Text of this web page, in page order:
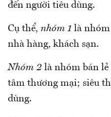
đến người tiêu dùng.
Cụ thể, nhóm 1 là
nhà hàng, khách sạn.
Nhóm 2 là nhóm bán
tâm thương mại; siêu
dùng.